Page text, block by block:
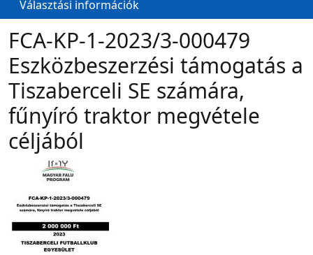
Választási információk
FCA-KP-1-2023/3-000479
Eszközbeszerzési támogatás a
Tiszaberceli SE számára,
fűnyíró traktor megvétele
céljából